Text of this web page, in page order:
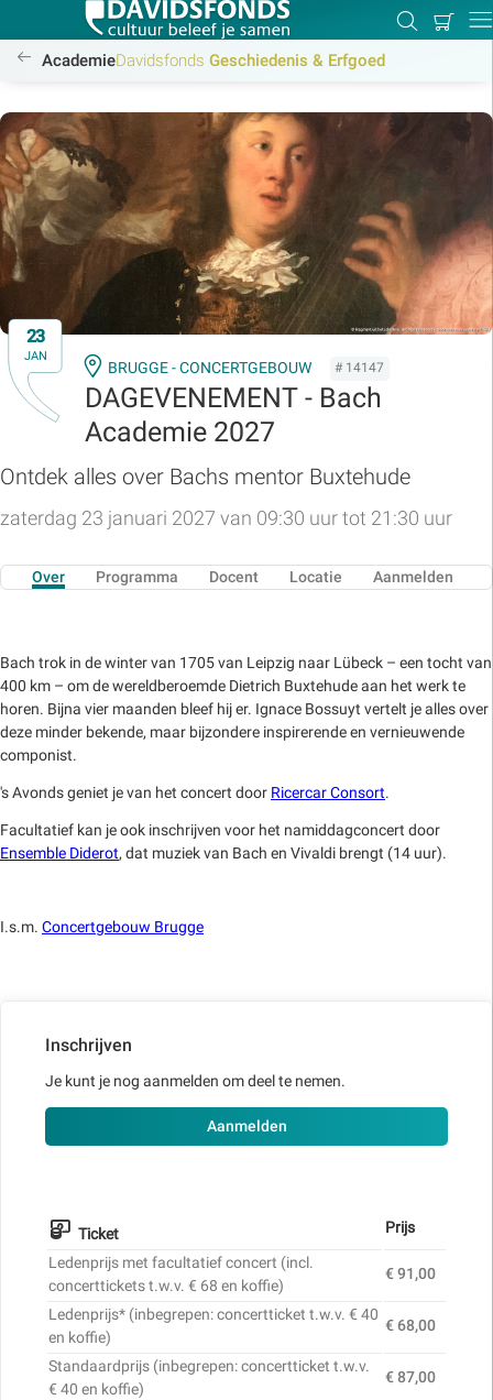
Zoeken
Mijn
/academie/geschiedenis-erfgoed/geschiedenis-erfgoed
AcademieDavidsfonds Geschiedenis & Erfgoed
23
JAN
BRUGGE - CONCERTGEBOUW # 14147
DAGEVENEMENT - Bach
Academie 2027
Ontdek alles over Bachs mentor Buxtehude
zaterdag 23 januari 2027 van 09:30 uur tot 21:30 uur
Over Programma Docent Locatie Aanmelden
Bach trok in de winter van 1705 van Leipzig naar Lübeck – een tocht van
400 km – om de wereldberoemde Dietrich Buxtehude aan het werk te
horen. Bijna vier maanden bleef hij er. Ignace Bossuyt vertelt je alles over
deze minder bekende, maar bijzondere inspirerende en vernieuwende
componist.
's Avonds geniet je van het concert door Ricercar Consort.
Facultatief kan je ook inschrijven voor het namiddagconcert door
Ensemble Diderot, dat muziek van Bach en Vivaldi brengt (14 uur).
I.s.m. Concertgebouw Brugge
Inschrijven
Je kunt je nog aanmelden om deel te nemen.
Aanmelden
Ticket
Prijs
Ledenprijs met facultatief concert (incl.
concerttickets t.w.v. € 68 en koffie)
€ 91,00
Ledenprijs* (inbegrepen: concertticket t.w.v. € 40
en koffie)
€ 68,00
Standaardprijs (inbegrepen: concertticket t.w.v.
€ 40 en koffie)
€ 87,00
Zoek:
Zoeken